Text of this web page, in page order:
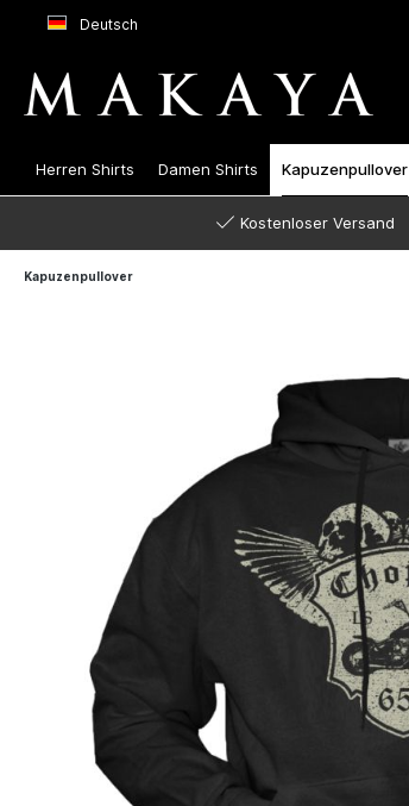
Deutsch
Herren Shirts Damen Shirts Kapuzenpullover
Kostenloser Versand
Kapuzenpullover